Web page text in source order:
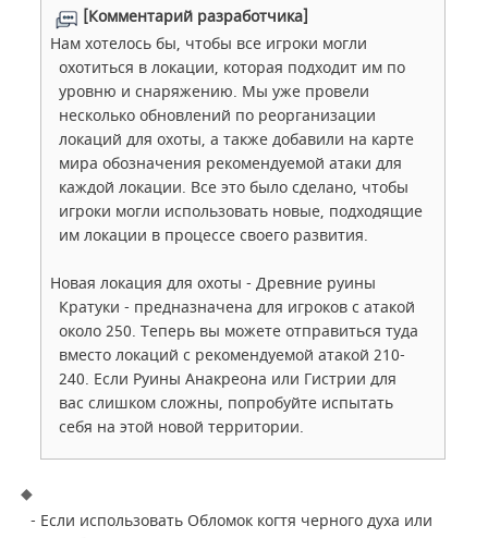
[Комментарий разработчика]
Нам хотелось бы, чтобы все игроки могли
охотиться в локации, которая подходит им по
уровню и снаряжению. Мы уже провели
несколько обновлений по реорганизации
локаций для охоты, а также добавили на карте
мира обозначения рекомендуемой атаки для
каждой локации. Все это было сделано, чтобы
игроки могли использовать новые, подходящие
им локации в процессе своего развития.
Новая локация для охоты - Древние руины
Кратуки - предназначена для игроков с атакой
около 250. Теперь вы можете отправиться туда
вместо локаций с рекомендуемой атакой 210-
240. Если Руины Анакреона или Гистрии для
вас слишком сложны, попробуйте испытать
себя на этой новой территории.
- Если использовать Обломок когтя черного духа или